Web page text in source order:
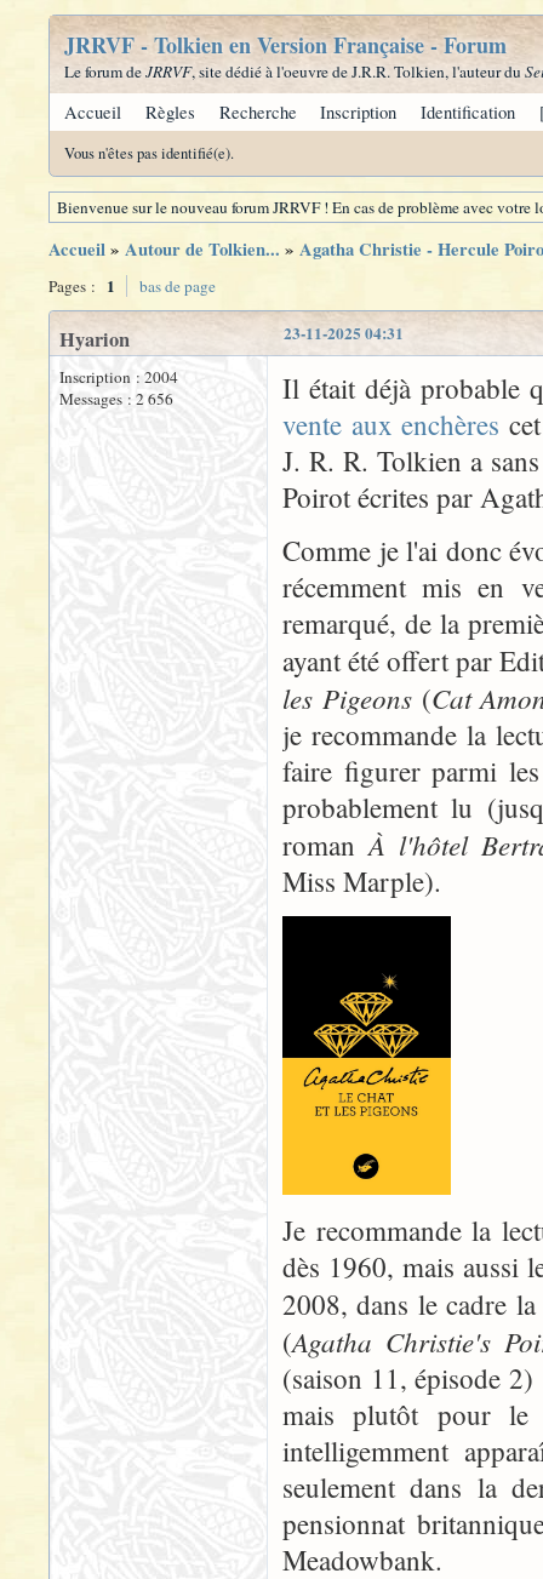
JRRVF - Tolkien en Version Française - Forum
Le forum deJRRVF, site dédié à l'oeuvre de J.R.R. Tolkien, l'auteur du
Accueil Règles Recherche Inscription Identification
Vous n'êtes pas identifié(e).
Bienvenue sur le nouveau forum JRRVF ! En cas de problème avec
Accueil» Autour de Tolkien... » Agatha Christie - Hercule
Pages : 1 bas de page
23-11-2025 04:31
Hyarion
Inscription : 2004
Messages : 2 656
Il était déjà probable
vente aux enchères
J. R. R. Tolkien a
Poirot écrites par
Comme je l'ai donc
récemment mis en
remarqué, de la
ayant été offert par
les Pigeons(Cat
je recommande la
faire figurer parmi
probablement lu
romanÀ l'hôtel
Miss Marple).
Je recommande la
dès 1960, mais aussi
2008, dans le cadre
(Agatha Christie's
(saison 11, épisode
mais plutôt pour le
intelligemment
seulement dans la
pensionnat
Meadowbank.